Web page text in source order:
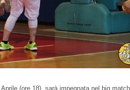
(ore 18), sarà impegnata nel big